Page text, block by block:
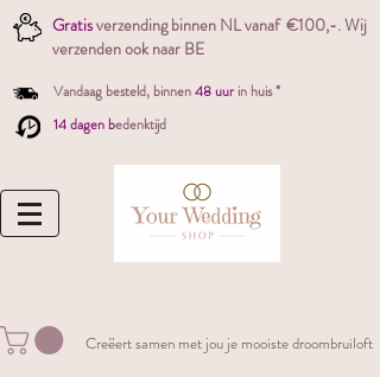
Gratisverzending binnen NL vanaf €100,-. Wij
verzenden ook naar BE
Vandaag besteld, binnen48 uur in huis *
14 dagen bedenktijd
Creëert samen met jou je mooiste droombruiloft